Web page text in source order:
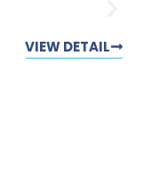
VIEW DETAIL